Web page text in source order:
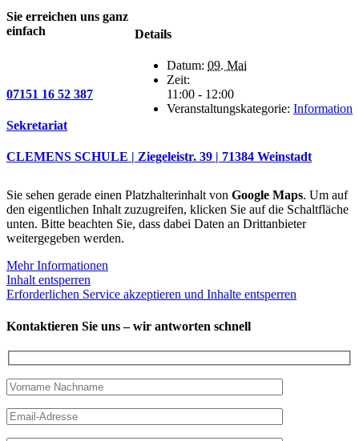
Details
Datum: 09. Mai
Zeit:
11:00 - 12:00
Veranstaltungskategorie: Information
Sie erreichen uns ganz
einfach
07151 16 52 387
Sekretariat
CLEMENS SCHULE | Ziegeleistr. 39 | 71384 Weinstadt
Sie sehen gerade einen Platzhalterinhalt von Google Maps. Um auf
den eigentlichen Inhalt zuzugreifen, klicken Sie auf die Schaltfläche
unten. Bitte beachten Sie, dass dabei Daten an Drittanbieter
weitergegeben werden.
Mehr Informationen
Inhalt entsperren
Erforderlichen Service akzeptieren und Inhalte entsperren
Kontaktieren Sie uns – wir antworten schnell